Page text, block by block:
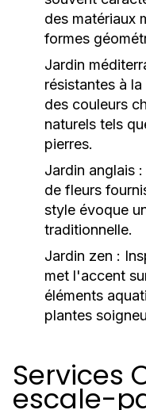
des matériaux
formes
Jardin
résistantes à
des couleurs
naturels tels
pierres.
Jardin anglais :
de fleurs
style évoque
traditionnelle.
Jardin zen :
met l'accent
éléments
plantes
Services
escale-